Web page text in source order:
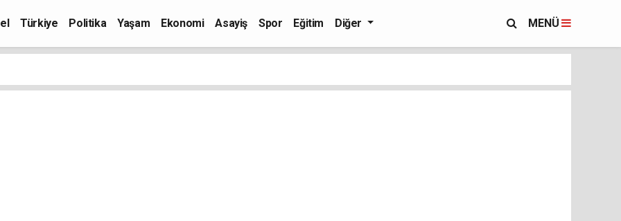
Türkiye Politika Yaşam Ekonomi Asayiş Spor Eğitim Diğer MENÜ